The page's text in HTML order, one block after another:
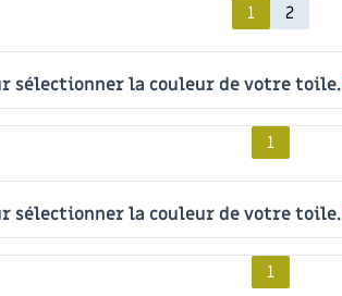
1 2
sélectionner la couleur de votre toile.
1
sélectionner la couleur de votre toile.
1